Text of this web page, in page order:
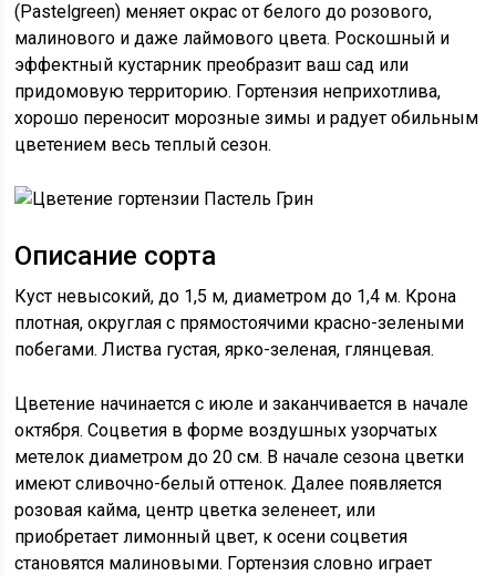
(Pastelgreen) меняет окрас от белого до розового,
малинового и даже лаймового цвета. Роскошный и
эффектный кустарник преобразит ваш сад или
придомовую территорию. Гортензия неприхотлива,
хорошо переносит морозные зимы и радует обильным
цветением весь теплый сезон.
Описание сорта
Куст невысокий, до 1,5 м, диаметром до 1,4 м. Крона
плотная, округлая с прямостоячими красно-зелеными
побегами. Листва густая, ярко-зеленая, глянцевая.
Цветение начинается с июле и заканчивается в начале
октября. Соцветия в форме воздушных узорчатых
метелок диаметром до 20 см. В начале сезона цветки
имеют сливочно-белый оттенок. Далее появляется
розовая кайма, центр цветка зеленеет, или
приобретает лимонный цвет, к осени соцветия
становятся малиновыми. Гортензия словно играет